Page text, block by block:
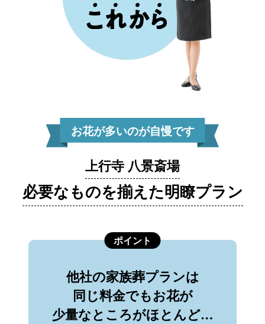
お花が多いのが自慢です
上行寺 八景斎場
必要なものを揃えた明瞭プラン
ポイント
他社の家族葬プランは
同じ料金でもお花が
少量なところがほとんど…